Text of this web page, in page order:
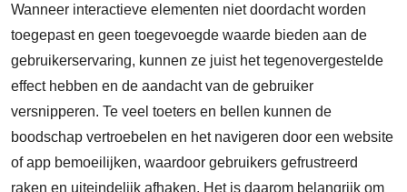
Wanneer interactieve elementen niet doordacht worden
toegepast en geen toegevoegde waarde bieden aan de
gebruikerservaring, kunnen ze juist het tegenovergestelde
effect hebben en de aandacht van de gebruiker
versnipperen. Te veel toeters en bellen kunnen de
boodschap vertroebelen en het navigeren door een website
of app bemoeilijken, waardoor gebruikers gefrustreerd
raken en uiteindelijk afhaken. Het is daarom belangrijk om